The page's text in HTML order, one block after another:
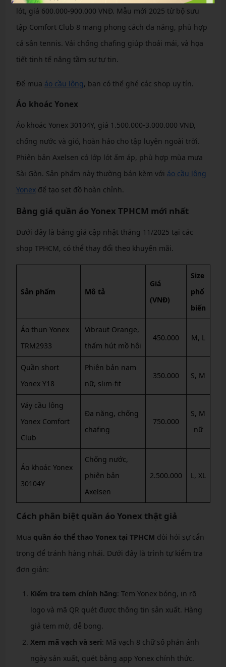
lót, giá 600.000-900.000 VNĐ. Mẫu mới 2025 từ bộ sưu
tập Comfort Club 8 mang phong cách đa năng, phù hợp
cả sân tennis. Vải chống chafing giúp thoải mái, và họa
tiết tinh tế nâng tầm sự tự tin.
Để mua áo cầu lông, bạn có thể ghé các shop uy tín.
Áo khoác Yonex
Áo khoác Yonex 30104Y, giá 1.500.000-3.000.000 VNĐ,
chống nước và gió, hoàn hảo cho tập luyện ngoài trời.
Phiên bản Axelsen có lớp lót ấm áp, phù hợp mùa mưa
Sài Gòn. Sản phẩm này thường bán kèm với áo cầu lông
Yonexđể tạo set đồ hoàn chỉnh.
Bảng giá quần áo Yonex TPHCM mới nhất
Dưới đây là bảng giá cập nhật tháng 11/2025 tại các
shop TPHCM, có thể thay đổi theo khuyến mãi.
Sản phẩm Mô tả
Giá
(VNĐ)
Size
phổ
biến
Áo thun Yonex
TRM2933
Vibraut Orange,
thấm hút mồ hôi
450.000 M, L
Quần short
Yonex Y18
Phiên bản nam
nữ, slim-fit
350.000 S, M
Váy cầu lông
Yonex Comfort
Club
Đa năng, chống
chafing
750.000
S, M
nữ
Áo khoác Yonex
30104Y
Chống nước,
phiên bản
Axelsen
2.500.000 L, XL
Cách phân biệt quần áo Yonex thật giả
Mua quần áo thể thao Yonex tại TPHCM đòi hỏi sự cẩn
trọng để tránh hàng nhái. Dưới đây là trình tự kiểm tra
đơn giản:
Kiểm tra tem chính hãng: Tem Yonex bóng, in rõ
logo và mã QR quét được thông tin sản xuất. Hàng
giả tem mờ, dễ bong.
Xem mã vạch và seri: Mã vạch 8 chữ số phản ánh
ngày sản xuất, quét bằng app Yonex chính thức.